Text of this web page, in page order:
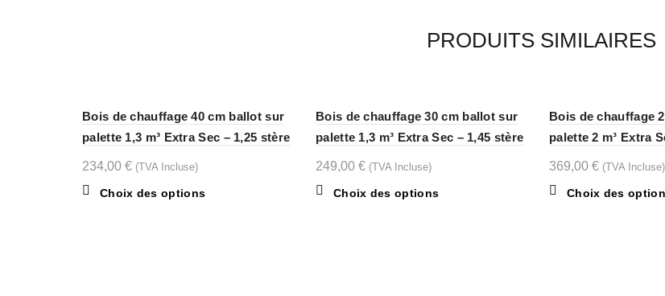
PRODUITS SIMILAIRES
Bois de chauffage 40 cm ballot sur
palette 1,3 m³ Extra Sec – 1,25 stère
234,00 € (TVA Incluse)
Choix des optionsCe
Bois de chauffage 30 cm ballot sur
palette 1,3 m³ Extra Sec – 1,45 stère
249,00 € (TVA Incluse)
Choix des optionsCe
Bois de chauffage
palette 2 m³ Extra
369,00 € (TVA Incluse)
Choix des